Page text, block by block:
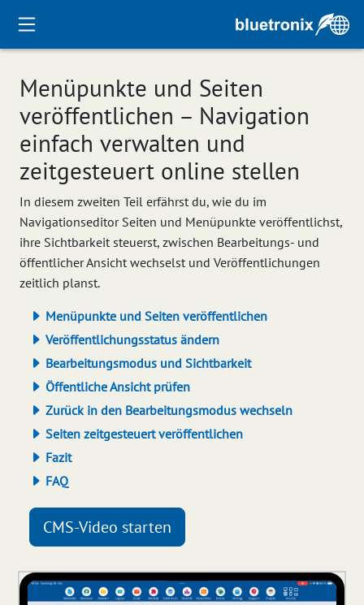
Menüpunkte und Seiten
veröffentlichen – Navigation
einfach verwalten und
zeitgesteuert online stellen
In diesem zweiten Teil erfährst du, wie du im
Navigationseditor Seiten und Menüpunkte veröffentlichst,
ihre Sichtbarkeit steuerst, zwischen Bearbeitungs- und
öffentlicher Ansicht wechselst und Veröffentlichungen
zeitlich planst.
Menüpunkte und Seiten veröffentlichen
Veröffentlichungsstatus ändern
Bearbeitungsmodus und Sichtbarkeit
Öffentliche Ansicht prüfen
Zurück in den Bearbeitungsmodus wechseln
Seiten zeitgesteuert veröffentlichen
Fazit
FAQ
CMS-Video starten